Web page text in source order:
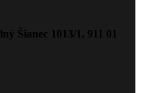
Šianec 1013/1, 911 01